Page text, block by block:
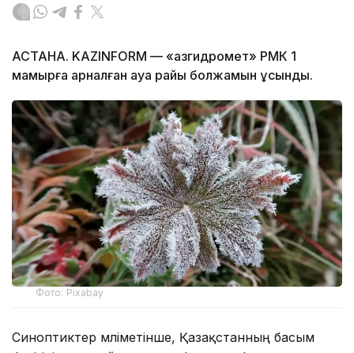
АСТАНА. KAZINFORM — «Қазгидромет» РМК 1
мамырға арналған ауа райы болжамын ұсынды.
Фото: Pixabay
Синоптиктер мәліметінше, Қазақстанның басым